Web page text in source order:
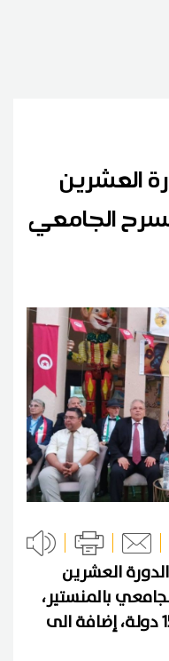
العشرين
الجامعي
العشرين
بالمنستير،
بمشاركة فرق مسرحية من 15 دولة، إضافة الى